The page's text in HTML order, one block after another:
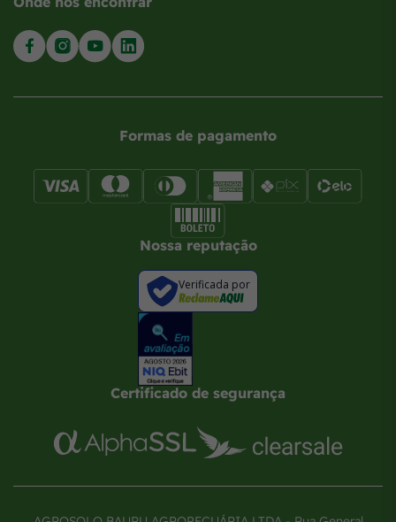
Formas de pagamento
Nossa reputação
Verificada por
Certificado de segurança